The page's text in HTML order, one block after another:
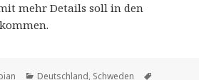
mehr Details soll in den
Kategorien
Deutschland, Schweden